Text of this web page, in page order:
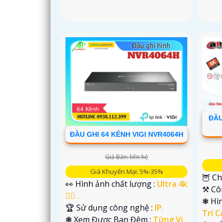
ĐẦU GHI 64 KÊNH VIGI NVR4064H
Giá Bán: liên hệ
Giá Khuyến Mại: 5%-35%
👀 Hình ảnh chất lượng : Ultra 4k
👍🏾 .
🏆 Sử dụng công nghệ : IP.
❃ Xem Được Ban Đêm : Từng Vị
🦉
⚒
❃
Trí